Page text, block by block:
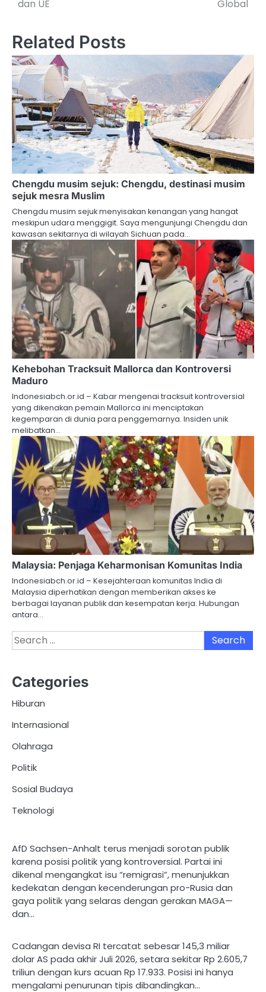
dan UE Global
Related Posts
Chengdu musim sejuk: Chengdu, destinasi musim
sejuk mesra Muslim
Chengdu musim sejuk menyisakan kenangan yang hangat
meskipun udara menggigit. Saya mengunjungi Chengdu dan
kawasan sekitarnya di wilayah Sichuan pada…
Kehebohan Tracksuit Mallorca dan Kontroversi
Maduro
Indonesiabch.or.id – Kabar mengenai tracksuit kontroversial
yang dikenakan pemain Mallorca ini menciptakan
kegemparan di dunia para penggemarnya. Insiden unik
melibatkan…
Malaysia: Penjaga Keharmonisan Komunitas India
Indonesiabch.or.id – Kesejahteraan komunitas India di
Malaysia diperhatikan dengan memberikan akses ke
berbagai layanan publik dan kesempatan kerja. Hubungan
antara…
Search
for:
Categories
Hiburan
Internasional
Olahraga
Politik
Sosial Budaya
Teknologi
AfD Sachsen-Anhalt terus menjadi sorotan publik
karena posisi politik yang kontroversial. Partai ini
dikenal mengangkat isu “remigrasi”, menunjukkan
kedekatan dengan kecenderungan pro-Rusia dan
gaya politik yang selaras dengan gerakan MAGA—
dan…
Cadangan devisa RI tercatat sebesar 145,3 miliar
dolar AS pada akhir Juli 2026, setara sekitar Rp 2.605,7
triliun dengan kurs acuan Rp 17.933. Posisi ini hanya
mengalami penurunan tipis dibandingkan…